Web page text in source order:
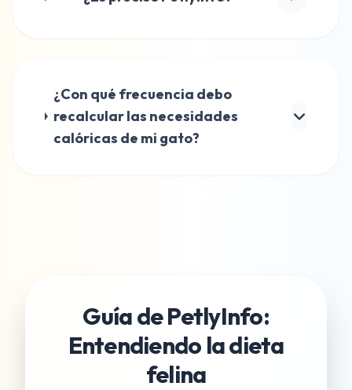
¿Con qué frecuencia debo
recalcular las necesidades
calóricas de mi gato?
Guía de PetlyInfo:
Entendiendo la dieta
felina